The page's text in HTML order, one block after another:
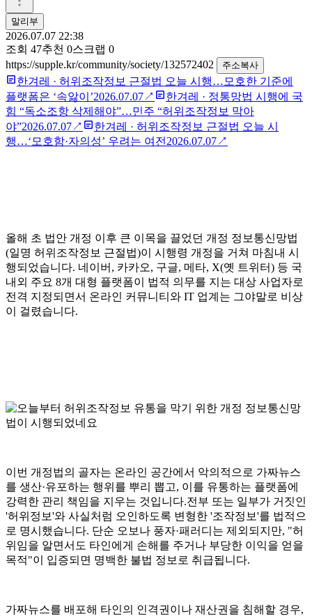
말리부
2026.07.07 22:38
조회 47추천 0스크랩 0
https://supple.kr/community/society/132572402
주소복사
한겨레 · 허위조작정보 근절법 오늘 시행…모호한 기준에
플랫폼은 ‘속앓이’2026.07.07↗ 한겨레 · 정통망법 시행에 국
힘 “독소조항 삭제해야”…민주 “허위조작정보 막아
야”2026.07.07↗ 한겨레 · 허위조작정보 근절법 오늘 시
행…‘모호함·자의성’ 우려는 여전 2026.07.07↗
올해 초 법안 개정 이후 큰 이목을 끌었던 개정 정보통신망법
(일명 허위조작정보 근절법)이 시행령 개정을 거쳐 마침내 시
행되었습니다. 네이버, 카카오, 구글, 메타, X(옛 트위터) 등 국
내외 주요 8개 대형 플랫폼이 법적 의무를 지는 대상 사업자로
전격 지정되면서 온라인 커뮤니티와 IT 업계는 그야말로 비상
이 걸렸습니다.
이번 개정법의 골자는 온라인 공간에서 악의적으로 가짜뉴스
를 생산·유포하는 행위를 뿌리 뽑고, 이를 유통하는 플랫폼에
강력한 관리 책임을 지우는 것입니다.전부 또는 일부가 거짓인
'허위정보'와 사실처럼 오인하도록 변형한 '조작정보'를 법적으
로 명시했습니다. 단순 오보나 풍자·패러디는 제외되지만, "허
위임을 알면서도 타인에게 손해를 주거나 부당한 이익을 얻을
목적"이 입증되면 명백한 불법 정보로 취급됩니다.
가짜뉴스를 배포해 타인의 인격권이나 재산권을 침해할 경우,